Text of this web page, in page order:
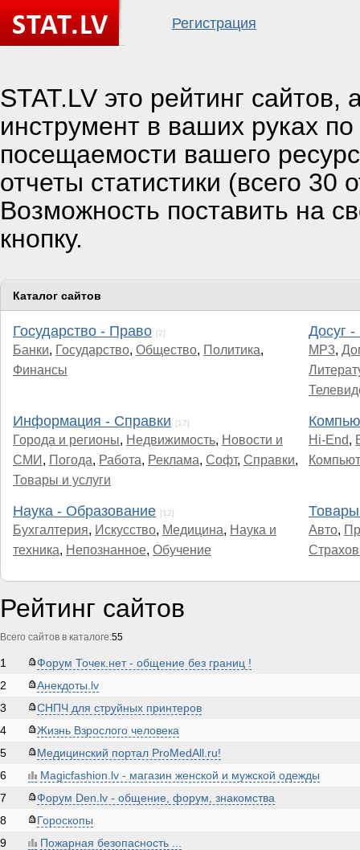
Регистрация
STAT.LV это рейтинг
инструмент в ваших руках по
посещаемости вашего
отчеты статистики (всего 30
Возможность поставить на
кнопку.
Каталог сайтов
Государство - Право [2]
Банки, Государство, Общество, Политика,
Финансы
Досуг -
MP3,
Информация - Справки [17]
Города и регионы, Недвижимость, Новости и
СМИ , Погода, Работа, Реклама, Софт, Справки,
Товары и услуги
Hi-End,
Наука - Образование [12]
Бухгалтерия, Искусство, Медицина, Наука и
техника, Непознанное, Обучение
Авто,
Рейтинг сайтов
Всего сайтов в каталоге:55
1
Форум Точек.нет - общение без границ !
2
Анекдоты.lv
3
СНПЧ для струйных принтеров
4
Жизнь Взрослого человека
5
Медицинский портал ProMedAll.ru!
6
Magicfashion.lv - магазин женской и мужской одежды
7
Форум Den.lv - общение, форум, знакомства
8
Гороскопы
9
Пожарная безопасность ...